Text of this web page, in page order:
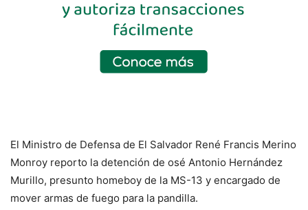
El Ministro de Defensa de El Salvador René Francis Merino
Monroy reporto la detención de osé Antonio Hernández
Murillo, presunto homeboy de la MS-13 y encargado de
mover armas de fuego para la pandilla.